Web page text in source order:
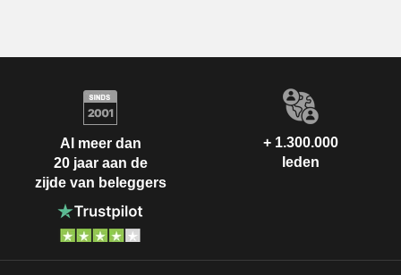
Al meer dan
20 jaar aan de
zijde van beleggers
+ 1.300.000
leden